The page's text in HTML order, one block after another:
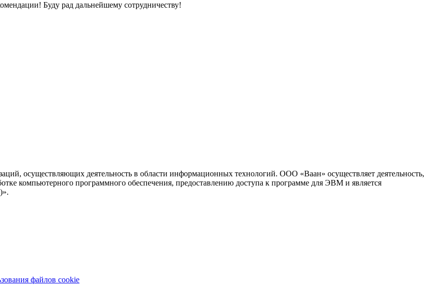
Буду рад дальнейшему сотрудничеству!
осуществляющих деятельность в области информационных технологий. ООО «Ваан» осуществляет деятельность,
компьютерного программного обеспечения, предоставлению доступа к программе для ЭВМ и является
файлов cookie